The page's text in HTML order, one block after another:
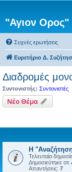
"Αγιον Ορος"
Συχνές ερωτήσεις
Ευρετήριο Δ.
Διαδρομές
Συντονιστής: Συντονιστές
Νέο Θέμα
Η
Τελευταία
Δημοσιεύτηκε σε
Απαντήσεις: 7